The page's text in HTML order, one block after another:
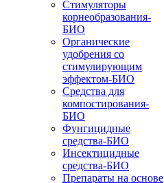
Стимуляторы
корнеобразования-
БИО
Органические
удобрения со
стимулирующим
эффектом-БИО
Средства для
компостирования-
БИО
Фунгицидные
средства-БИО
Инсектицидные
средства-БИО
Препараты на основе